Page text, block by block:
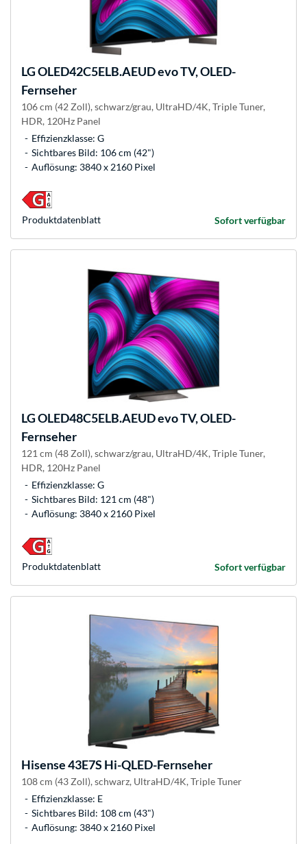
LGOLED42C5ELB.AEUD evo TV, OLED-
Fernseher
106 cm (42 Zoll), schwarz/grau, UltraHD/4K, Triple Tuner,
HDR, 120Hz Panel
Effizienzklasse: G
Sichtbares Bild: 106 cm (42")
Auflösung: 3840 x 2160 Pixel
Sofort verfügbar
Produkt­datenblatt
LGOLED48C5ELB.AEUD evo TV, OLED-
Fernseher
121 cm (48 Zoll), schwarz/grau, UltraHD/4K, Triple Tuner,
HDR, 120Hz Panel
Effizienzklasse: G
Sichtbares Bild: 121 cm (48")
Auflösung: 3840 x 2160 Pixel
Sofort verfügbar
Produkt­datenblatt
Hisense43E7S Hi-QLED-Fernseher
108 cm (43 Zoll), schwarz, UltraHD/4K, Triple Tuner
Effizienzklasse: E
Sichtbares Bild: 108 cm (43")
Auflösung: 3840 x 2160 Pixel